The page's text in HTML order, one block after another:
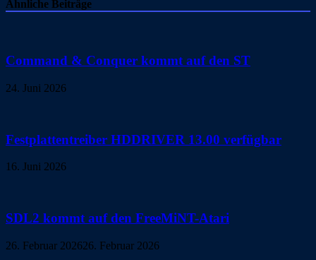
Ähnliche Beiträge
Command & Conquer kommt auf den ST
24. Juni 2026
Festplattentreiber HDDRIVER 13.00 verfügbar
16. Juni 2026
SDL2 kommt auf den FreeMiNT-Atari
26. Februar 202626. Februar 2026